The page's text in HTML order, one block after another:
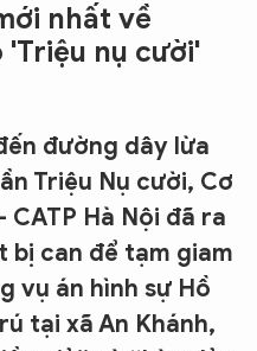
nhất về
nụ cười'
đường dây lừa
Triệu Nụ cười, Cơ
Hà Nội đã ra
bị can để tạm giam
vụ án hình sự Hồ
tại xã An Khánh,